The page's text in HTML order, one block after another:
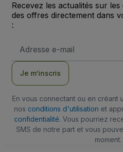
Recevez les actualités sur
des offres directement dans
:
e-
Je m’inscris
En vous connectant ou en créant
nos conditions d'utilisation et
confidentialité. Vous pourriez
SMS de notre part et vous
moment.